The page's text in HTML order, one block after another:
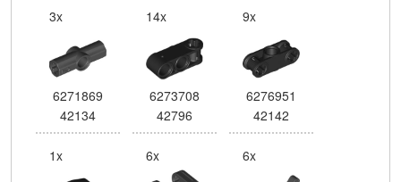
3x
6271869
42134
14x
6273708
42796
9x
6276951
42142
1x 6x 6x